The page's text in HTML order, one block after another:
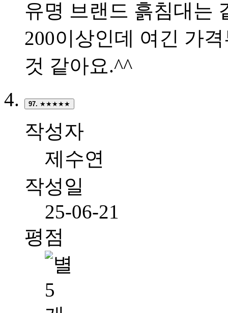
유명 브랜드 흙침대는
200이상인데 여긴 가
것 같아요.^^
97. ★★★★★
작성자
제수연
작성일
25-06-21
평점